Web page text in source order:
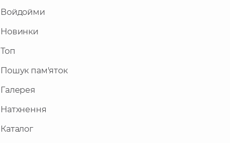
Войдойми
Новинки
Топ
Пошук пам'яток
Галерея
Натхнення
Каталог